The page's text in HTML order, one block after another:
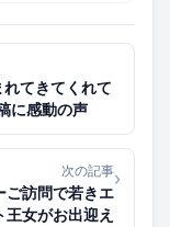
てきてくれて
に感動の声
次の記事
ご訪問で若きエ
王女がお出迎え
›